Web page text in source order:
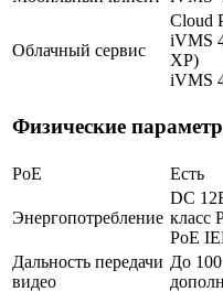
Облачный сервис
Cloud
iVMS
XP)
iVMS
Физические
PoE Есть
Энергопотребление
DC
класс
PoE
Дальность передачи
видео
До 100